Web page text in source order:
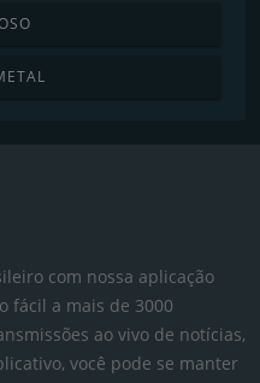
com nossa aplicação
fácil a mais de 3000
ao vivo de notícias,
você pode se manter